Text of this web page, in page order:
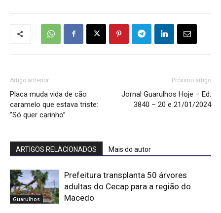
Artigo anterior
Placa muda vida de cão
caramelo que estava triste:
‘’Só quer carinho’’
Próximo artigo
Jornal Guarulhos Hoje – Ed.
3840 – 20 e 21/01/2024
ARTIGOS RELACIONADOS Mais do autor
Guarulhos
Prefeitura transplanta 50 árvores
adultas do Cecap para a região do
Macedo